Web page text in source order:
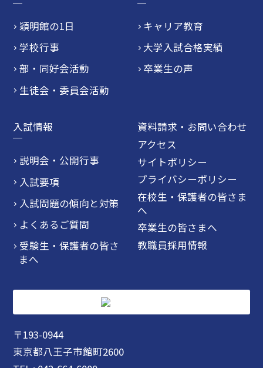
穎明館の1日
学校行事
部・同好会活動
生徒会・委員会活動
キャリア教育
大学入試合格実績
卒業生の声
入試情報
説明会・公開行事
入試要項
入試問題の傾向と対策
よくあるご質問
受験生・保護者の皆さ
まへ
資料請求・お問い合わせ
アクセス
サイトポリシー
プライバシーポリシー
在校生・保護者の皆さま
へ
卒業生の皆さまへ
教職員採用情報
〒193-0944
東京都八王子市館町2600